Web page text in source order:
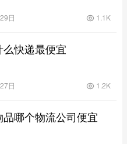
日 1.1K
快递最便宜
日 1.2K
品哪个物流公司便宜